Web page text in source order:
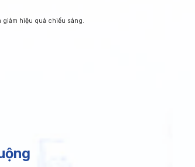
hiệu quả chiếu sáng.